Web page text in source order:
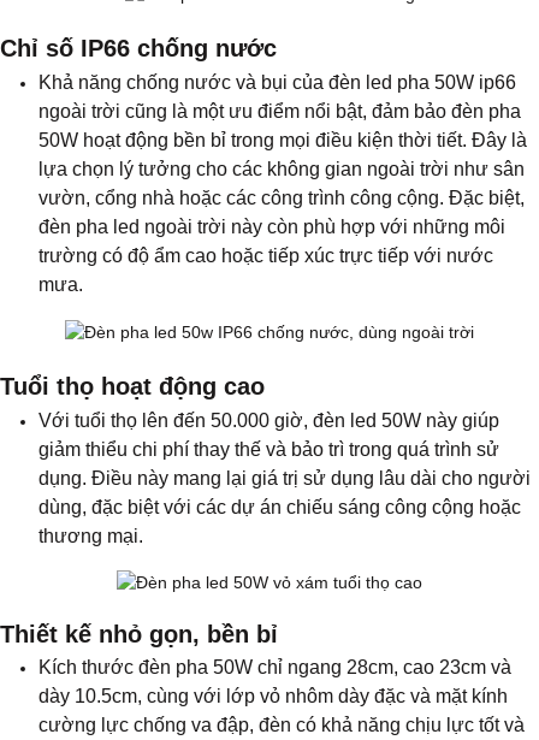
Chỉ số IP66 chống nước
Khả năng chống nước và bụi của đèn led pha 50W ip66
ngoài trời cũng là một ưu điểm nổi bật, đảm bảo đèn pha
50W hoạt động bền bỉ trong mọi điều kiện thời tiết. Đây là
lựa chọn lý tưởng cho các không gian ngoài trời như sân
vườn, cổng nhà hoặc các công trình công cộng. Đặc biệt,
đèn pha led ngoài trời này còn phù hợp với những môi
trường có độ ẩm cao hoặc tiếp xúc trực tiếp với nước
mưa.
Tuổi thọ hoạt động cao
Với tuổi thọ lên đến 50.000 giờ, đèn led 50W này giúp
giảm thiểu chi phí thay thế và bảo trì trong quá trình sử
dụng. Điều này mang lại giá trị sử dụng lâu dài cho người
dùng, đặc biệt với các dự án chiếu sáng công cộng hoặc
thương mại.
Thiết kế nhỏ gọn, bền bỉ
Kích thước đèn pha 50W chỉ ngang 28cm, cao 23cm và
dày 10.5cm, cùng với lớp vỏ nhôm dày đặc và mặt kính
cường lực chống va đập, đèn có khả năng chịu lực tốt và